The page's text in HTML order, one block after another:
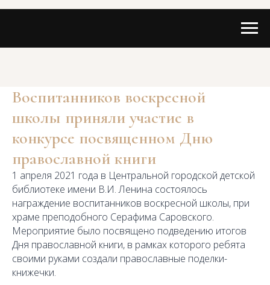
Воспитанников воскресной
школы приняли участие в
конкурсе посвященном Дню
православной книги
1 апреля 2021 года в Центральной городской детской
библиотеке имени В.И. Ленина состоялось
награждение воспитанников воскресной школы, при
храме преподобного Серафима Саровского.
Мероприятие было посвящено подведению итогов
Дня православной книги, в рамках которого ребята
своими руками создали православные поделки-
книжечки.